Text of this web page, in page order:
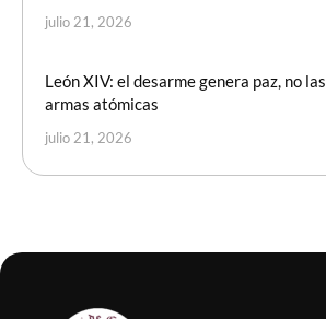
julio 21, 2026
León XIV: el desarme genera paz, no las
armas atómicas
julio 21, 2026